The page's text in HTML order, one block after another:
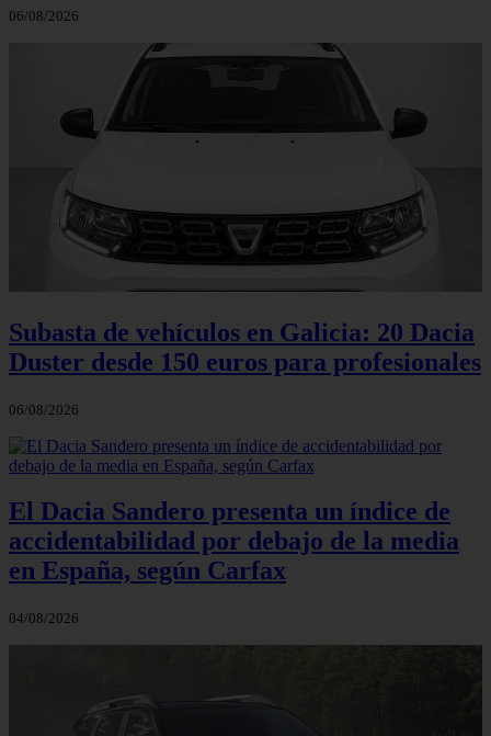
06/08/2026
Subasta de vehículos en Galicia: 20 Dacia
Duster desde 150 euros para profesionales
06/08/2026
El Dacia Sandero presenta un índice de
accidentabilidad por debajo de la media
en España, según Carfax
04/08/2026